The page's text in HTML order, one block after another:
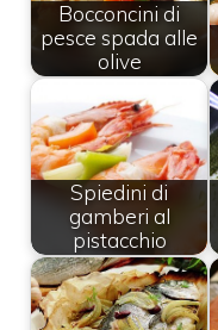
Bocconcini di
pesce spada alle
olive
Spiedini di
gamberi al
pistacchio